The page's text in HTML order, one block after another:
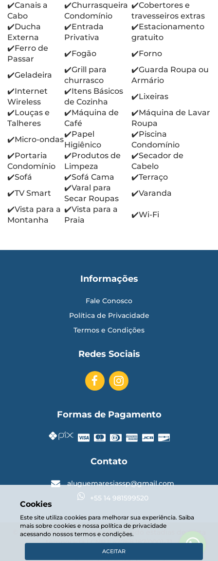
✔️Canais a
Cabo
✔️Churrasqueira
Condomínio
✔️Cobertores e
travesseiros extras
✔️Ducha
Externa
✔️Entrada
Privativa
✔️Estacionamento
gratuito
✔️Ferro de
Passar
✔️Fogão ✔️Forno
✔️Geladeira
✔️Grill para
churrasco
✔️Guarda Roupa ou
Armário
✔️Internet
Wireless
✔️Itens Básicos
de Cozinha
✔️Lixeiras
✔️Louças e
Talheres
✔️Máquina de
Café
✔️Máquina de Lavar
Roupa
✔️Micro-ondas
✔️Papel
Higiênico
✔️Piscina
Condomínio
✔️Portaria
Condomínio
✔️Produtos de
Limpeza
✔️Secador de
Cabelo
✔️Sofá
✔️Sofá Cama
✔️Terraço
✔️TV Smart
✔️Varal para
Secar Roupas
✔️Varanda
✔️Vista para a
Montanha
✔️Vista para a
Praia
✔️Wi-Fi
Informações
Fale Conosco
Política de Privacidade
Termos e Condições
Redes Sociais
Formas de Pagamento
Contato
aluguemaresiassp@gmail.com
+55 14 981599520
© Alugue Maresias – Descomplicando estadias de curta
temporada | CNPJ: 47.768.187/0001-31
powered by stays.net
Cookies
Este site utiliza cookies para melhorar sua experiência. Saiba
mais sobre cookies e nossa política de privacidade
acessando nossos termos e condições.
ACEITAR